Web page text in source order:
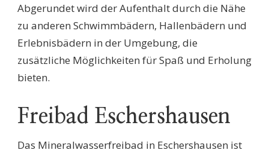
Abgerundet wird der Aufenthalt durch die Nähe
zu anderen Schwimmbädern, Hallenbädern und
Erlebnisbädern in der Umgebung, die
zusätzliche Möglichkeiten für Spaß und Erholung
bieten.
Freibad Eschershausen
Das Mineralwasserfreibad in Eschershausen ist